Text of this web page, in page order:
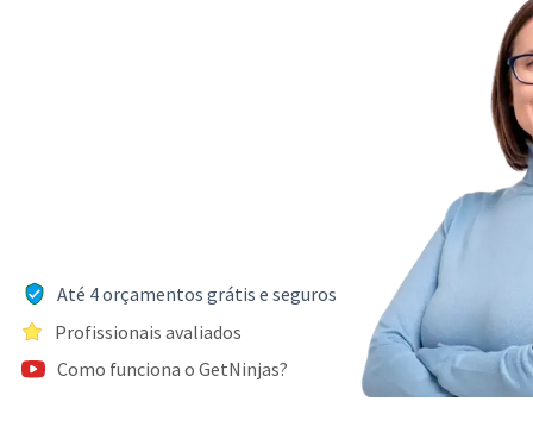
Até 4 orçamentos grátis e seguros
Profissionais avaliados
Como funciona o GetNinjas?